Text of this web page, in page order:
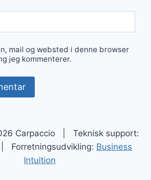
mail og websted i denne browser
jeg kommenterer.
Carpaccio | Teknisk support:
Forretningsudvikling: Business
Intuition